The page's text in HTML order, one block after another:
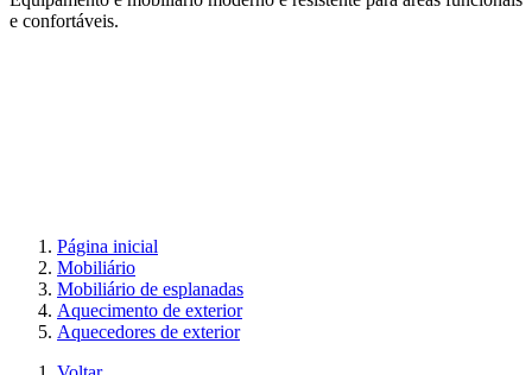
e confortáveis.
Página inicial
Mobiliário
Mobiliário de esplanadas
Aquecimento de exterior
Aquecedores de exterior